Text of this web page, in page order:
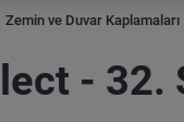
Zemin ve Duvar Kaplamaları
- 32.